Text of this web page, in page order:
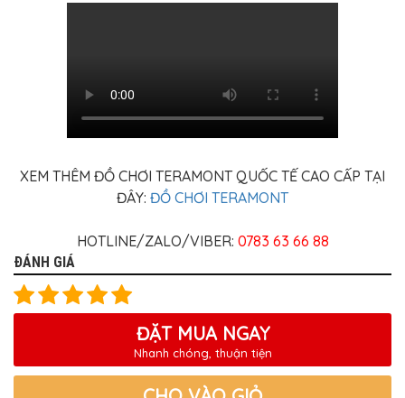
XEM THÊM ĐỒ CHƠI TERAMONT QUỐC TẾ CAO CẤP TẠI
ĐÂY: ĐỒ CHƠI TERAMONT
HOTLINE/ZALO/VIBER: 0783 63 66 88
ĐÁNH GIÁ
ĐẶT MUA NGAY
Nhanh chóng, thuận tiện